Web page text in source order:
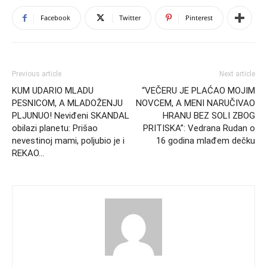
Facebook Twitter Pinterest
Previous article
KUM UDARIO MLADU
PESNICOM, A MLADOŽENJU
PLJUNUO! Neviđeni SKANDAL
obilazi planetu: Prišao
nevestinoj mami, poljubio je i
REKAO…
Next article
“VEČERU JE PLAĆAO MOJIM
NOVCEM, A MENI NARUČIVAO
HRANU BEZ SOLI ZBOG
PRITISKA”: Vedrana Rudan o
16 godina mlađem dečku